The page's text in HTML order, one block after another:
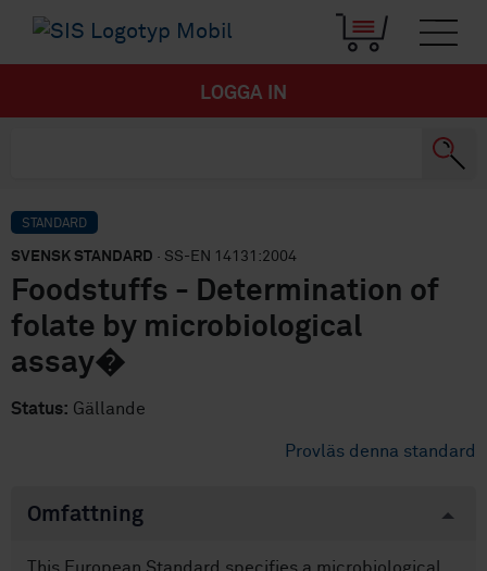
LOGGA IN
STANDARD
SVENSK STANDARD · SS-EN 14131:2004
Foodstuffs - Determination of
folate by microbiological
assay�
Status: Gällande
Provläs denna standard
Omfattning